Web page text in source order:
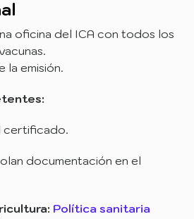
oficina del ICA con todos los
la emisión.
certificado.
documentación en el
Política sanitaria